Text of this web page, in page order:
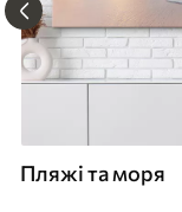
Пляжі та моря